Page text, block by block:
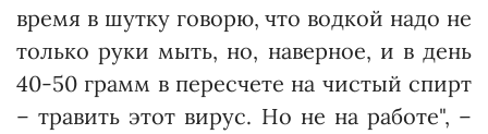
время в шутку говорю, что водкой надо не
только руки мыть, но, наверное, и в день
40-50 грамм в пересчете на чистый спирт
– травить этот вирус. Но не на работе", –